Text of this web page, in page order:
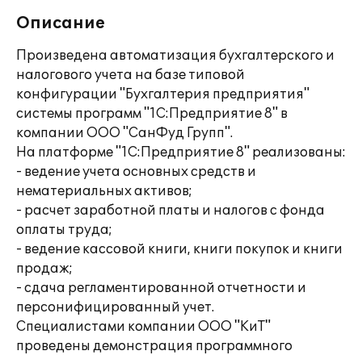
Описание
Произведена автоматизация бухгалтерского и
налогового учета на базе типовой
конфигурации "Бухгалтерия предприятия"
системы программ "1С:Предприятие 8" в
компании ООО "СанФуд Групп".
На платформе "1С:Предприятие 8" реализованы:
- ведение учета основных средств и
нематериальных активов;
- расчет заработной платы и налогов с фонда
оплаты труда;
- ведение кассовой книги, книги покупок и книги
продаж;
- сдача регламентированной отчетности и
персонифицированный учет.
Специалистами компании ООО "КиТ"
проведены демонстрация программного